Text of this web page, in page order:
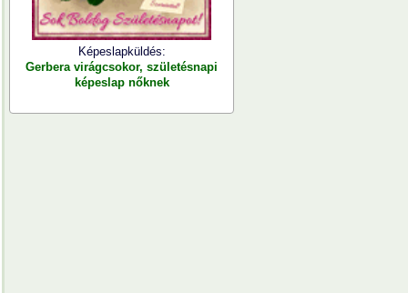
Képeslapküldés:
Gerbera virágcsokor, születésnapi
képeslap nőknek